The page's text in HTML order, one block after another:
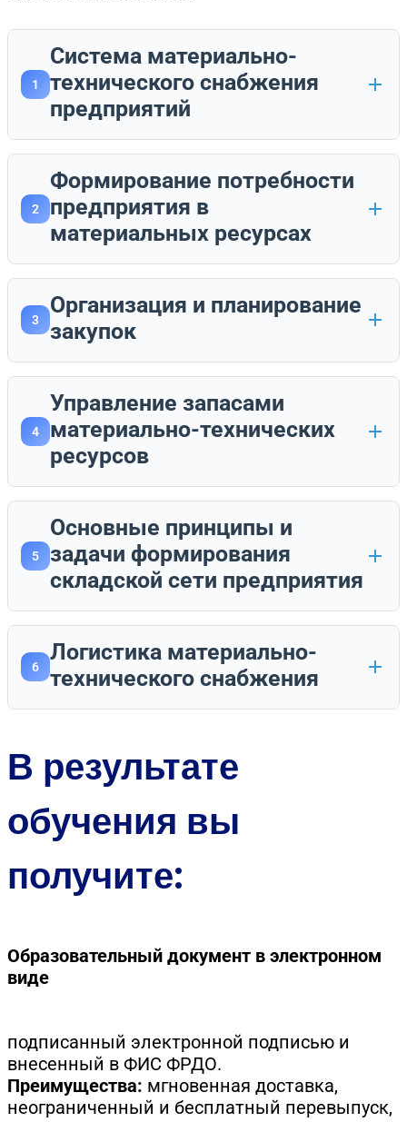
1
Система материально-
технического снабжения
предприятий
2
Формирование потребности
предприятия в
материальных ресурсах
3
Организация и планирование
закупок
4
Управление запасами
материально-технических
ресурсов
5
Основные принципы и
задачи формирования
складской сети предприятия
6
Логистика материально-
технического снабжения
В результате
обучения вы
получите:
Образовательный документ в электронном
виде
подписанный электронной подписью и
внесенный в ФИС ФРДО.
Преимущества: мгновенная доставка,
неограниченный и бесплатный перевыпуск,